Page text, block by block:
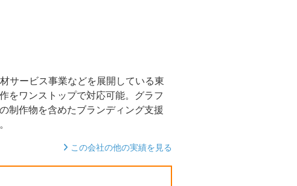
サービス事業などを展開している東
をワンストップで対応可能。グラフ
制作物を含めたブランディング支援
この会社の他の実績を見る